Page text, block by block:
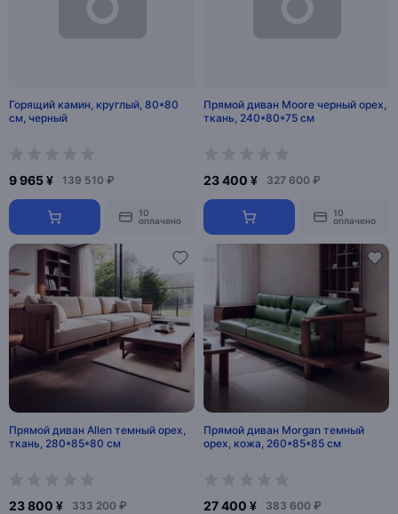
Горящий камин, круглый, 80*80
см, черный
9 965 ¥ 139 510 ₽
10
оплачено
Прямой диван Moore черный орех,
ткань, 240*80*75 см
23 400 ¥ 327 600 ₽
10
оплачено
Прямой диван Allen темный орех,
ткань, 280*85*80 см
23 800 ¥ 333 200 ₽
Прямой диван Morgan темный
орех, кожа, 260*85*85 см
27 400 ¥ 383 600 ₽